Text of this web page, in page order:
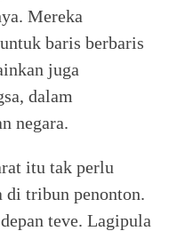
Mereka
baris berbaris
juga
dalam
negara.
itu tak perlu
di tribun penonton.
teve. Lagipula